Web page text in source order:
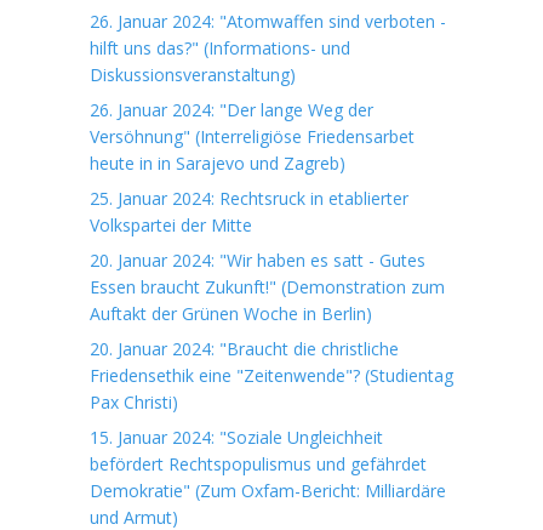
26. Januar 2024: "Atomwaffen sind verboten -
hilft uns das?" (Informations- und
Diskussionsveranstaltung)
26. Januar 2024: "Der lange Weg der
Versöhnung" (Interreligiöse Friedensarbet
heute in in Sarajevo und Zagreb)
25. Januar 2024: Rechtsruck in etablierter
Volkspartei der Mitte
20. Januar 2024: "Wir haben es satt - Gutes
Essen braucht Zukunft!" (Demonstration zum
Auftakt der Grünen Woche in Berlin)
20. Januar 2024: "Braucht die christliche
Friedensethik eine "Zeitenwende"? (Studientag
Pax Christi)
15. Januar 2024: "Soziale Ungleichheit
befördert Rechtspopulismus und gefährdet
Demokratie" (Zum Oxfam-Bericht: Milliardäre
und Armut)